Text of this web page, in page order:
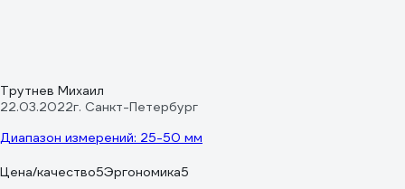
Трутнев Михаил
22.03.2022г. Санкт-Петербург
Диапазон измерений: 25-50 мм
Цена/качество5Эргономика5